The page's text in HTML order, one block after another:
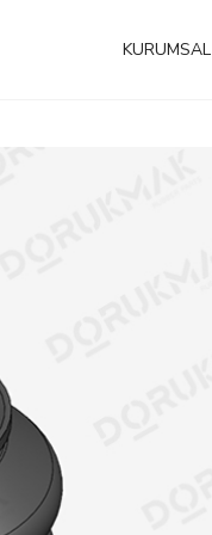
KURUMSAL